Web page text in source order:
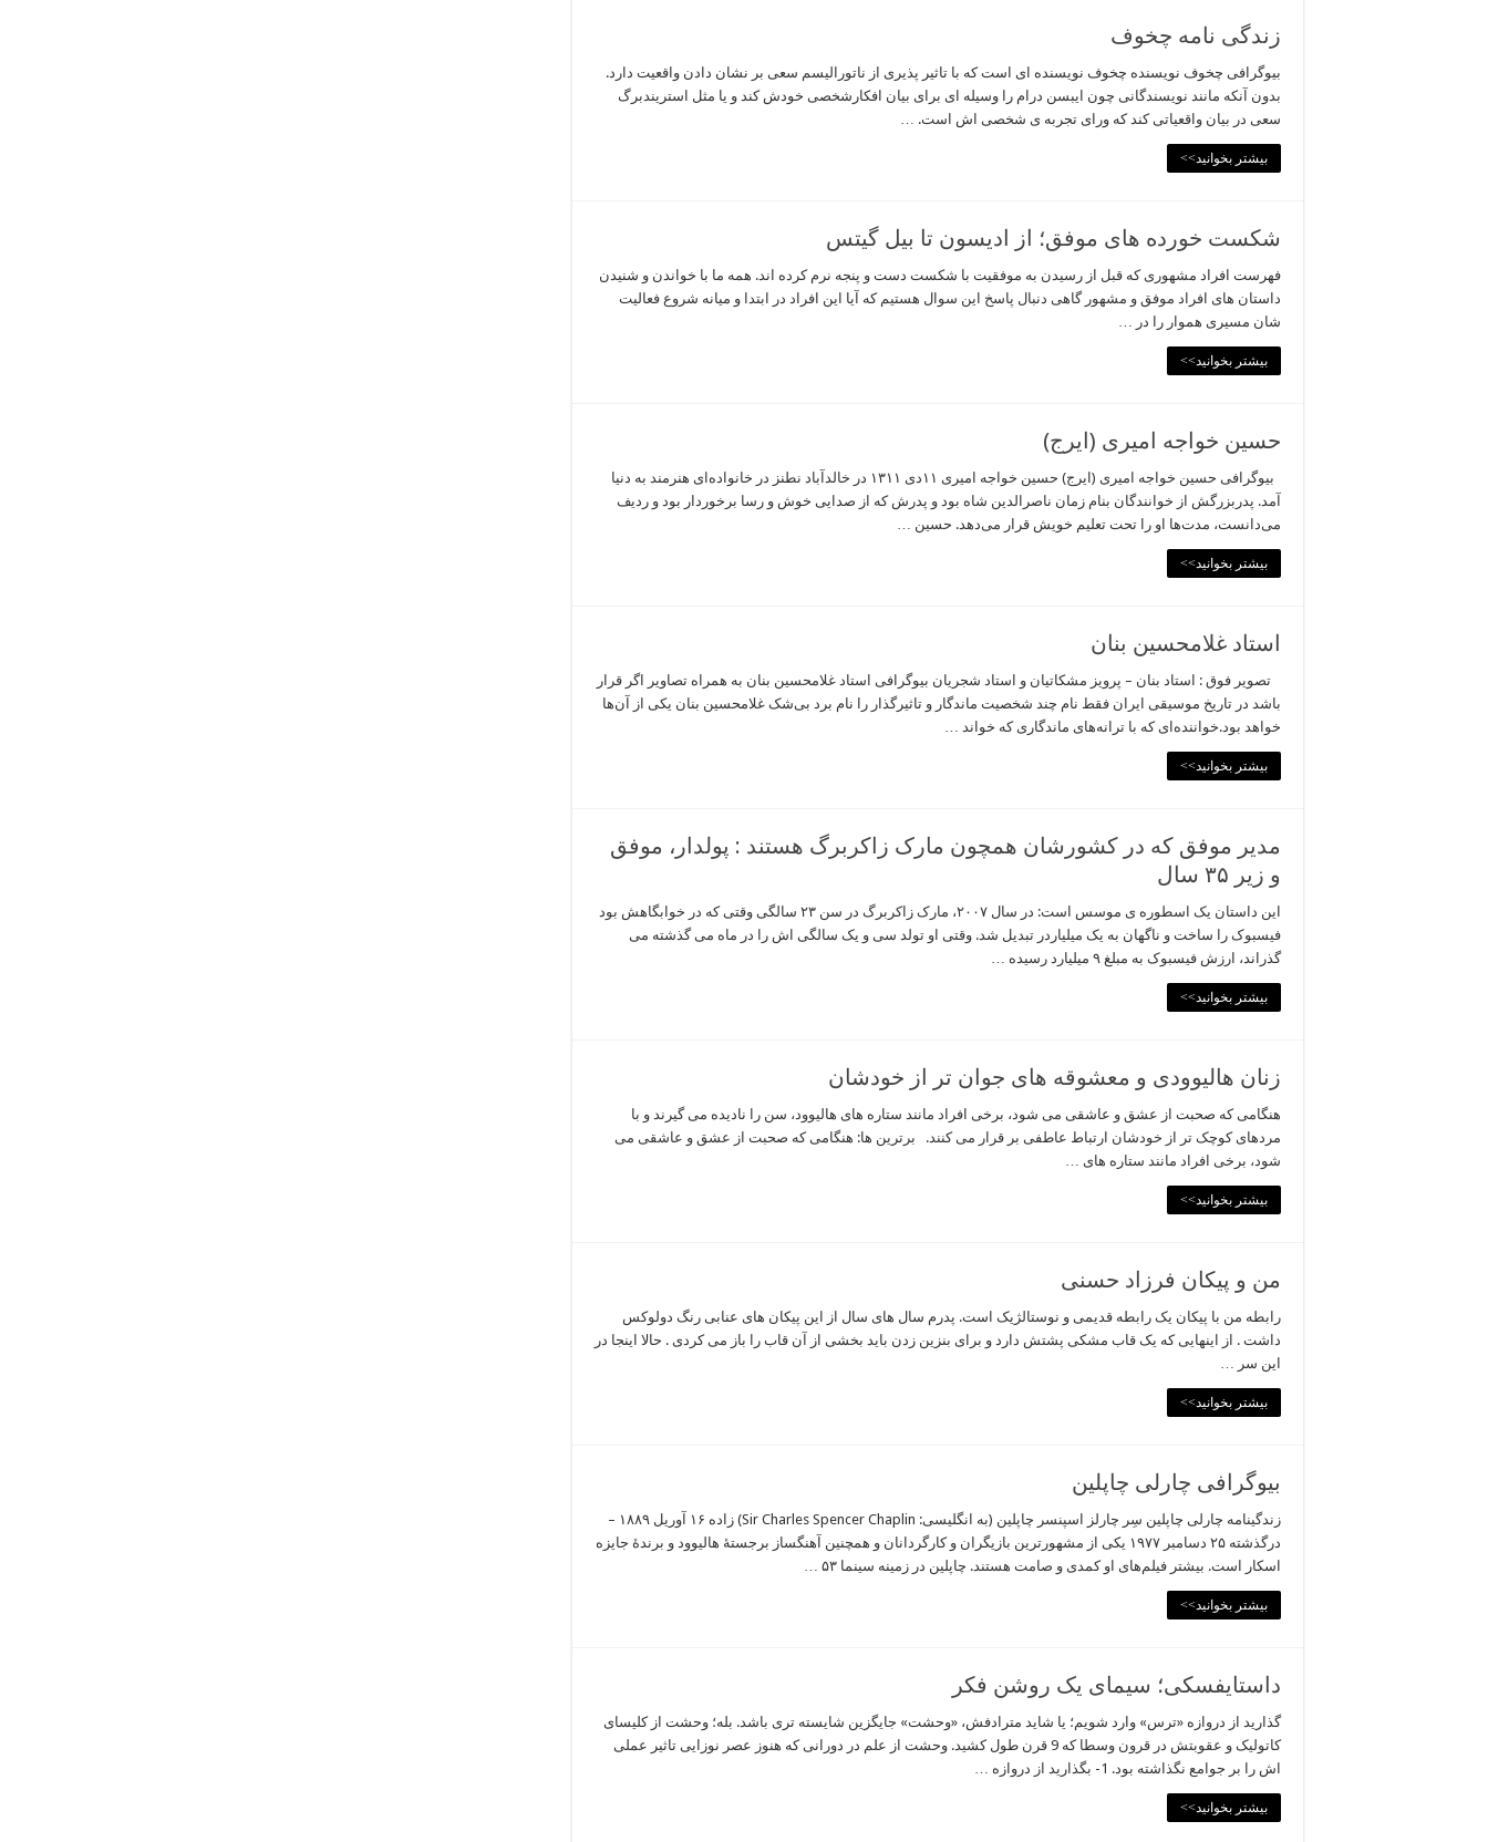
زندگی نامه چخوف
بیوگرافی چخوف نویسنده چخوف نویسنده ای است که با تاثیر پذیری از ناتورالیسم سعی بر نشان دادن واقعیت دارد.
بدون آنکه مانند نویسندگانی چون ایبسن درام را وسیله ای برای بیان افکارشخصی خودش کند و یا مثل استریندبرگ
سعی در بیان واقعیاتی کند که ورای تجربه ی شخصی اش است. …
بیشتر بخوانید>>
شکست خورده های موفق؛ از ادیسون تا بیل گیتس
فهرست افراد مشهوری که قبل از رسیدن به موفقیت با شکست دست و پنجه نرم کرده اند. همه ما با خواندن و شنیدن
داستان های افراد موفق و مشهور گاهی دنبال پاسخ این سوال هستیم که آیا این افراد در ابتدا و میانه شروع فعالیت
شان مسیری هموار را در …
بیشتر بخوانید>>
حسین خواجه امیری (ایرج)
بیوگرافی حسین خواجه امیری (ایرج) حسین خواجه امیری ۱۱دی ۱۳۱۱ در خالدآباد نطنز در خانواده‌ای هنرمند به دنیا
آمد. پدربزرگش از خوانندگان بنام زمان ناصرالدین شاه بود و پدرش که از صدایی خوش و رسا برخوردار بود و ردیف
می‌دانست، مدت‌ها او را تحت تعلیم خویش قرار می‌دهد. حسین …
بیشتر بخوانید>>
استاد غلامحسین بنان
تصویر فوق : استاد بنان – پرویز مشکاتیان و استاد شجریان بیوگرافی استاد غلامحسین بنان به همراه تصاویر اگر قرار
باشد در تاریخ موسیقی ایران فقط نام چند شخصیت ماندگار و تاثیرگذار را نام برد بی‌شک غلامحسین بنان یکی از آن‌ها
خواهد بود.خواننده‌ای که با ترانه‌های ماندگاری که خواند …
بیشتر بخوانید>>
مدیر موفق که در کشورشان همچون مارک زاکربرگ هستند : پولدار، موفق
و زیر ۳۵ سال
این داستان یک اسطوره ی موسس است: در سال ۲۰۰۷، مارک زاکربرگ در سن ۲۳ سالگی وقتی که در خوابگاهش بود
فیسبوک را ساخت و ناگهان به یک میلیاردر تبدیل شد. وقتی او تولد سی و یک سالگی اش را در ماه می گذشته می
گذراند، ارزش فیسبوک به مبلغ ۹ میلیارد رسیده …
بیشتر بخوانید>>
زنان هالیوودی و معشوقه های جوان تر از خودشان
هنگامی که صحبت از عشق و عاشقی می شود، برخی افراد مانند ستاره های هالیوود، سن را نادیده می گیرند و با
مردهای کوچک تر از خودشان ارتباط عاطفی بر قرار می کنند. برترین ها: هنگامی که صحبت از عشق و عاشقی می
شود، برخی افراد مانند ستاره های …
بیشتر بخوانید>>
من و پیکان فرزاد حسنی
رابطه من با پیکان یک رابطه قدیمی و نوستالژیک است. پدرم سال های سال از این پیکان های عنابی رنگ دولوکس
داشت . از اینهایی که یک قاب مشکی پشتش دارد و برای بنزین زدن باید بخشی از آن قاب را باز می کردی . حالا اینجا در
این سر …
بیشتر بخوانید>>
بیوگرافی چارلی چاپلین
زندگینامه چارلی چاپلین سِر چارلز اسپنسر چاپلین (به انگلیسی: Sir Charles Spencer Chaplin) زاده ۱۶ آوریل ۱۸۸۹ –
درگذشته ۲۵ دسامبر ۱۹۷۷ یکی از مشهورترین بازیگران و کارگردانان و همچنین آهنگساز برجستهٔ هالیوود و برندهٔ جایزه
اسکار است. بیشتر فیلم‌های او کمدی و صامت هستند. چاپلین در زمینه سینما ۵۳ …
بیشتر بخوانید>>
داستایفسکی؛ سیمای یک روشن فکر
گذارید از دروازه «ترس» وارد شویم؛ یا شاید مترادفش، «وحشت» جایگزین شایسته تری باشد. بله؛ وحشت از کلیسای
کاتولیک و عقوبتش در قرون وسطا که 9 قرن طول کشید. وحشت از علم در دورانی که هنوز عصر نوزایی تاثیر عملی
اش را بر جوامع نگذاشته بود. 1- بگذارید از دروازه …
بیشتر بخوانید>>